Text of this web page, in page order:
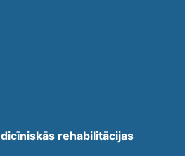
rehabilitācijas